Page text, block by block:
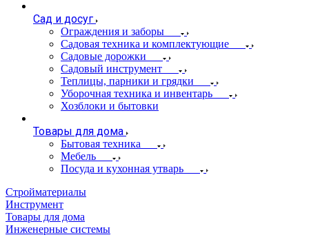
Сад и досуг
Ограждения и заборы
Садовая техника и комплектующие
Садовые дорожки
Садовый инструмент
Теплицы, парники и грядки
Уборочная техника и инвентарь
Хозблоки и бытовки
Товары для дома
Бытовая техника
Мебель
Посуда и кухонная утварь
Стройматериалы
Инструмент
Товары для дома
Инженерные системы